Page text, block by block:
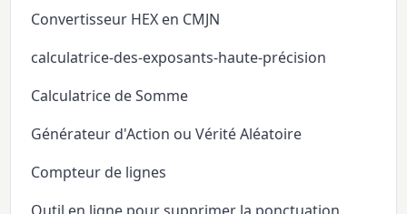
Convertisseur HEX en CMJN
calculatrice-des-exposants-haute-précision
Calculatrice de Somme
Générateur d'Action ou Vérité Aléatoire
Compteur de lignes